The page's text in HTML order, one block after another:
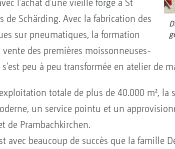
l’achat d’une vieille forge à St
de Schärding. Avec la fabrication des
sur pneumatiques, la formation
des premières moissonneuses-
s'est peu à peu transformée en atelier de
totale de plus de 40.000 m², la
un service pointu et un
de Prambachkirchen.
avec beaucoup de succès que la famille